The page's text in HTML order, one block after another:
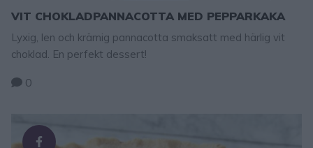
VIT CHOKLADPANNACOTTA MED PEPPARKAKA
Lyxig, len och krämig pannacotta smaksatt med härlig vit
choklad. En perfekt dessert!
0